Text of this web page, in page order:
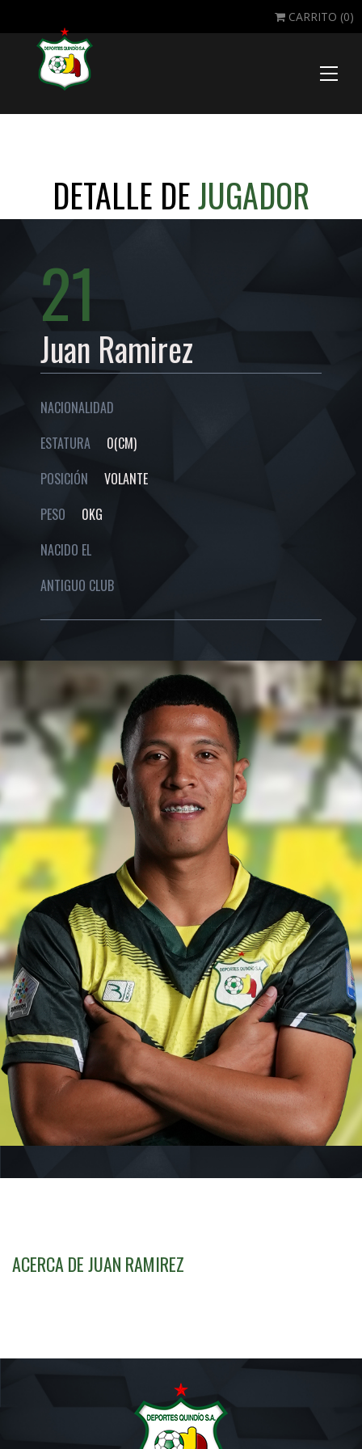
CARRITO (0)
Toggle
DETALLE DEJUGADOR
21
Juan Ramirez
NACIONALIDAD
ESTATURA
0(CM)
POSICIÓN
VOLANTE
PESO
0KG
NACIDO EL
ANTIGUO CLUB
ACERCA DE JUAN RAMIREZ